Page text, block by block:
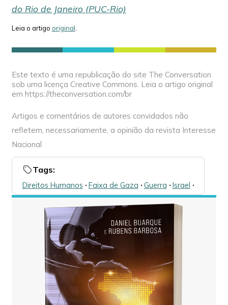
do Rio de Janeiro (PUC-Rio)
Leia o artigo original
Este texto é uma republicação do site The Conversation
sob uma licença Creative Commons. Leia o artigo original
em https://theconversation.com/br
Artigos e comentários de autores convidados não
refletem, necessariamente, a opinião da revista Interesse
Nacional
Tags:
Direitos Humanos 🞌 Faixa de Gaza 🞌 Guerra 🞌 Israel 🞌